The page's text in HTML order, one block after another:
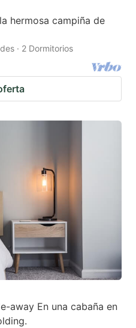
hermosa campiña de
· 2 Dormitorios
away En una cabaña en